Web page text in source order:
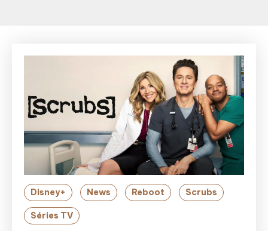
Disney+ News Reboot Scrubs
Séries TV